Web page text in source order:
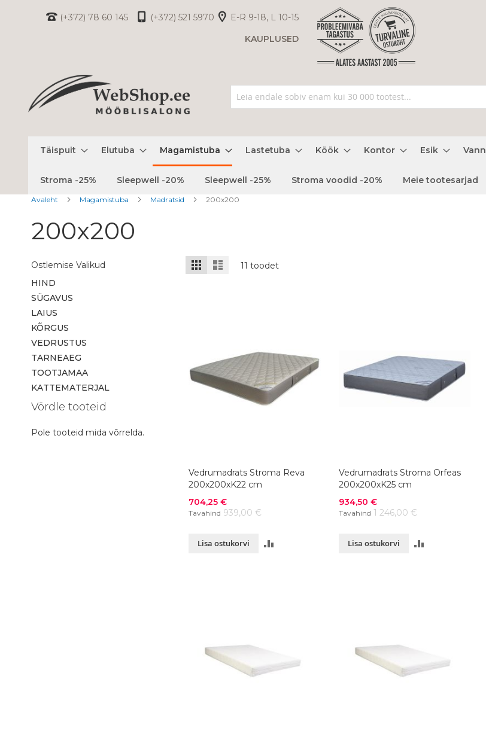
(+372) 78 60 145 (+372) 521 5970
E-R 9-18, L 10-15
KAUPLUSED
Täispuit Elutuba Magamistuba Lastetuba Köök Kontor Esik
Stroma -25% Sleepwell -20% Sleepwell -25% Stroma voodid -20% Meie tootesarjad
Avaleht Magamistuba Madratsid 200x200
200x200
Kuvamisviis
Ruudustik
Nimekiri
11 toodet
Vedrumadrats Stroma Reva
200x200xK22 cm
Soodushind
704,25 €
Tavahind 939,00 €
Lisa ostukorvi
Vedrumadrats Stroma Orfeas
200x200xK25 cm
Soodushind
934,50 €
Tavahind 1 246,00 €
Lisa ostukorvi
Ostlemise Valikud
HIND
SÜGAVUS
LAIUS
KÕRGUS
VEDRUSTUS
TARNEAEG
TOOTJAMAA
KATTEMATERJAL
Võrdle tooteid
Pole tooteid mida võrrelda.